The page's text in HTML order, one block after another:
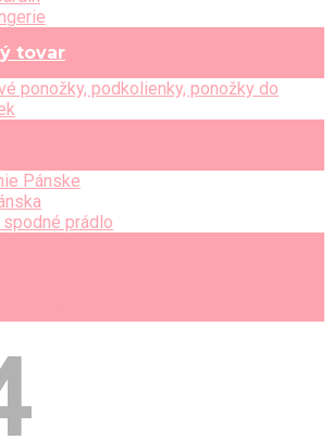
tovar
ponožky, podkolienky, ponožky do
Pánske
prádlo